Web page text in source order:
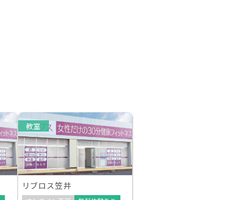
教室
リブロス笠井